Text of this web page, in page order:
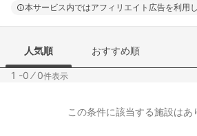
本サービス内ではアフィリエイト広告を利用
人気順 おすすめ順
1 -0 ⁄0件表示
この条件に該当する施設はあ